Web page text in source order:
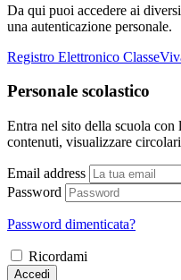
Da qui puoi accedere ai
una autenticazione personale.
Registro Elettronico
Personale scolastico
Entra nel sito della scuola con
contenuti, visualizzare
Email address
Password
Password dimenticata?
Ricordami
Accedi